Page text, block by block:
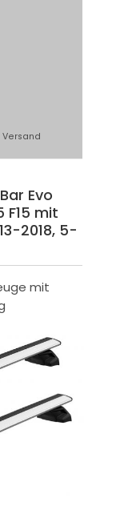
Versand
Evo
F15 mit
2018, 5-
mit